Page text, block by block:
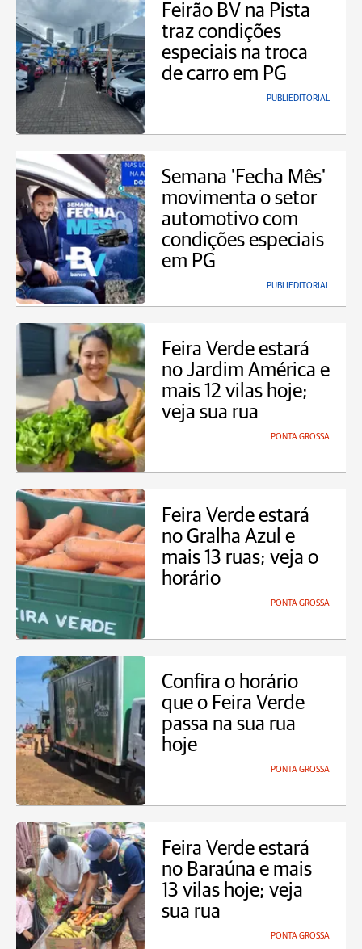
Feirão BV na Pista
traz condições
especiais na troca
de carro em PG
PUBLIEDITORIAL
Semana 'Fecha Mês'
movimenta o setor
automotivo com
condições especiais
em PG
PUBLIEDITORIAL
Feira Verde estará
no Jardim América e
mais 12 vilas hoje;
veja sua rua
PONTA GROSSA
Feira Verde estará
no Gralha Azul e
mais 13 ruas; veja o
horário
PONTA GROSSA
Confira o horário
que o Feira Verde
passa na sua rua
hoje
PONTA GROSSA
Feira Verde estará
no Baraúna e mais
13 vilas hoje; veja
sua rua
PONTA GROSSA